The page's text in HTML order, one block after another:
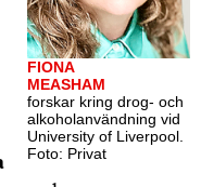
FIONA
MEASHAM
forskar kring drog- och
alkohol­användning vid
University of Liverpool.
Foto: Privat